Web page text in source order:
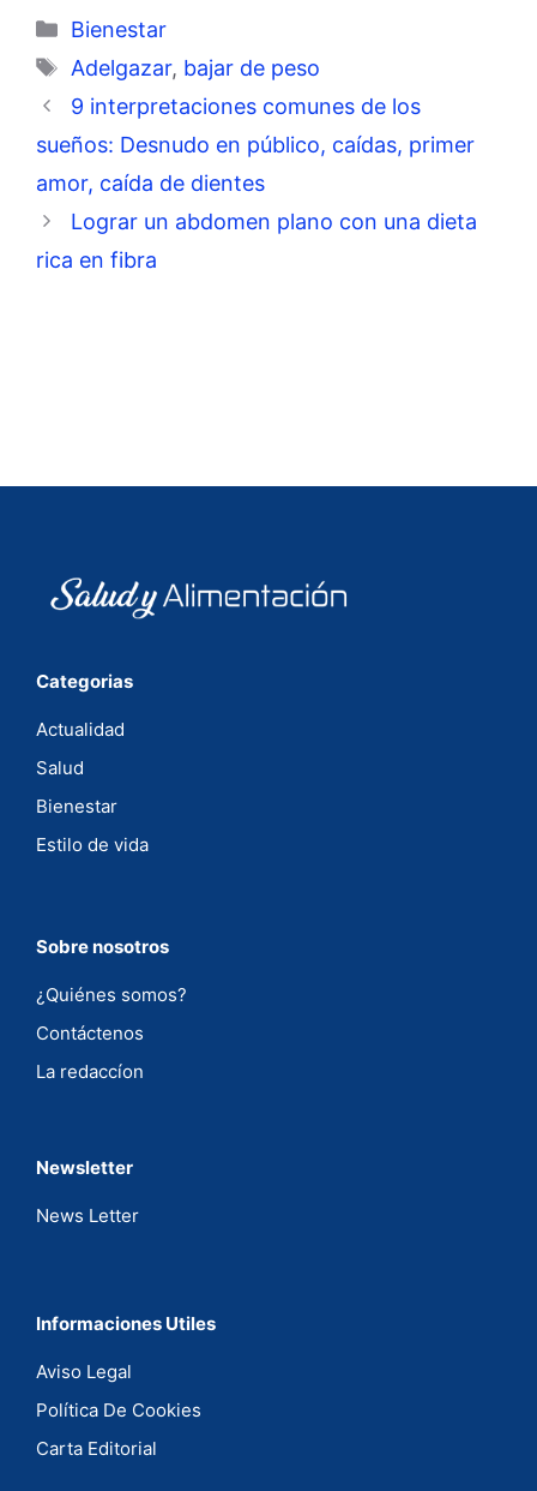
Categorías
Bienestar
Etiquetas
Adelgazar, bajar de peso
9 interpretaciones comunes de los
sueños: Desnudo en público, caídas, primer
amor, caída de dientes
Lograr un abdomen plano con una dieta
rica en fibra
Categorias
Actualidad
Salud
Bienestar
Estilo de vida
Sobre nosotros
¿Quiénes somos?
Contáctenos
La redaccíon
Newsletter
News Letter
Informaciones Utiles
Aviso Legal
Política De Cookies
Carta Editorial